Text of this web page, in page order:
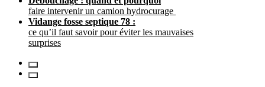
faire intervenir un camion hydrocurage
Vidange fosse septique 78 :
ce qu’il faut savoir pour éviter les mauvaises
surprises